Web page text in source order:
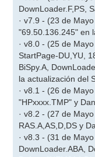
DownLoader.F,PS,
· v7.9 - (23 de
"69.50.136.245" en
· v8.0 - (25 de
StartPage-DU,YU,
BiSpy.A,
la actualización del
· v8.1 - (26 de
"HPxxxx.TMP" y
· v8.2 - (27 de
RAS.A,AS,D,DS y
· v8.3 - (31 de
DownLoader.ABA,